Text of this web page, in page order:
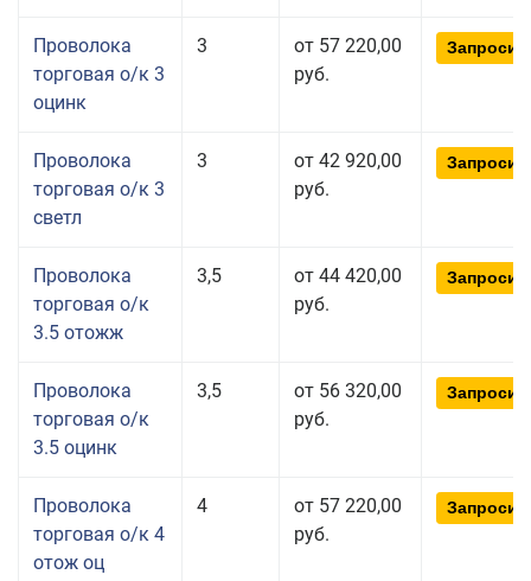
Проволока
торговая о/к 3
оцинк
3
от 57 220,00
руб.
Проволока
торговая о/к 3
светл
3
от 42 920,00
руб.
Проволока
торговая о/к
3.5 отожж
3,5
от 44 420,00
руб.
Проволока
торговая о/к
3.5 оцинк
3,5
от 56 320,00
руб.
Проволока
торговая о/к 4
отож оц
4
от 57 220,00
руб.